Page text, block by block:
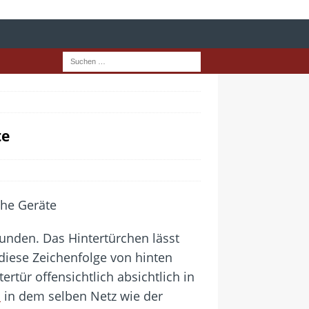
Das Hintertürchen lässt
Zeichenfolge von hinten
offensichtlich absichtlich in
in dem selben Netz wie der